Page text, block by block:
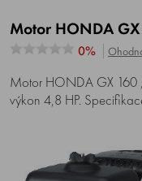
Motor HONDA
0%
Motor HONDA GX 160
výkon 4,8 HP.